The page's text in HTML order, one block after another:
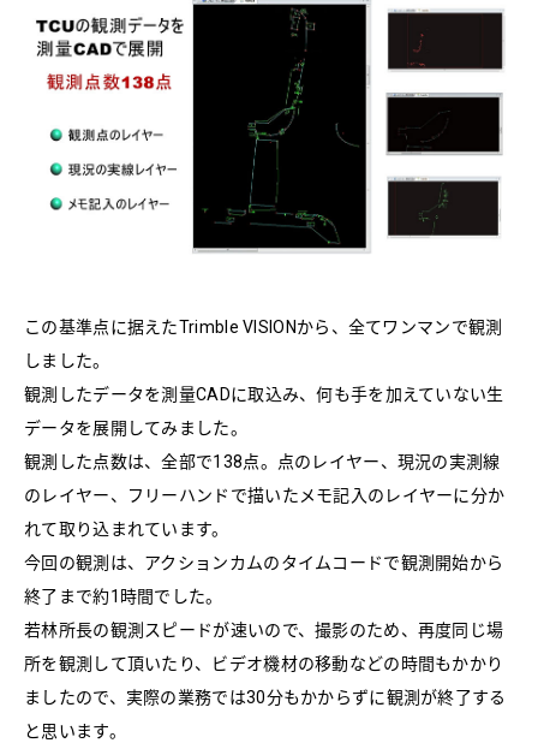
この基準点に据えたTrimble VISIONから、全てワンマンで観測
しました。
観測したデータを測量CADに取込み、何も手を加えていない生
データを展開してみました。
観測した点数は、全部で138点。点のレイヤー、現況の実測線
のレイヤー、フリーハンドで描いたメモ記入のレイヤーに分か
れて取り込まれています。
今回の観測は、アクションカムのタイムコードで観測開始から
終了まで約1時間でした。
若林所長の観測スピードが速いので、撮影のため、再度同じ場
所を観測して頂いたり、ビデオ機材の移動などの時間もかかり
ましたので、実際の業務では30分もかからずに観測が終了する
と思います。